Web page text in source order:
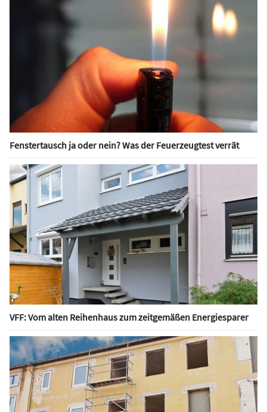
Fenstertausch ja oder nein? Was der Feuerzeugtest verrät
VFF: Vom alten Reihenhaus zum zeitgemäßen Energiesparer